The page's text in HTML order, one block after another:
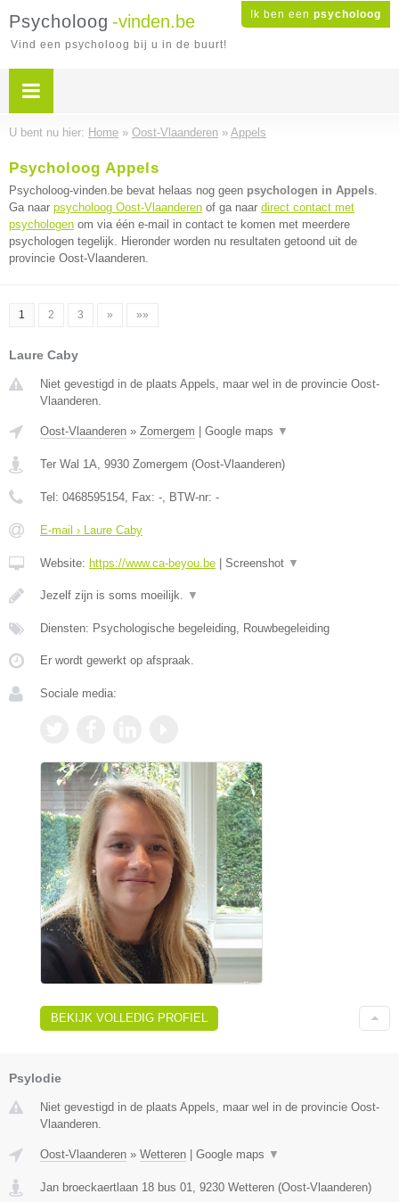
Ik ben een psycholoog
Psycholoog -vinden.be
Vind een psycholoog bij u in de buurt!
U bent nu hier: Home » Oost-Vlaanderen » Appels
Psycholoog Appels
Psycholoog-vinden.be bevat helaas nog geen psychologen in Appels.
Ga naar psycholoog Oost-Vlaanderen of ga naar direct contact met
psychologen om via één e-mail in contact te komen met meerdere
psychologen tegelijk. Hieronder worden nu resultaten getoond uit de
provincie Oost-Vlaanderen.
1 2 3 » »»
Laure Caby
Niet gevestigd in de plaats Appels, maar wel in de provincie Oost-
Vlaanderen.
Oost-Vlaanderen » Zomergem Google maps ▼
Ter Wal 1A, 9930 Zomergem (Oost-Vlaanderen)
Tel: 0468595154, Fax: -, BTW-nr: -
E-mail › Laure Caby
Website: https://www.ca-beyou.be Screenshot ▼
Jezelf zijn is soms moeilijk. ▼
Diensten: Psychologische begeleiding, Rouwbegeleiding
Er wordt gewerkt op afspraak.
Sociale media:
BEKIJK VOLLEDIG PROFIEL
Psylodie
Niet gevestigd in de plaats Appels, maar wel in de provincie Oost-
Vlaanderen.
Oost-Vlaanderen » Wetteren Google maps ▼
Jan broeckaertlaan 18 bus 01, 9230 Wetteren (Oost-Vlaanderen)